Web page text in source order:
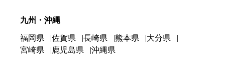
九州・沖縄
福岡県 佐賀県 長崎県 熊本県
大分県
宮崎県
鹿児島県 沖縄県